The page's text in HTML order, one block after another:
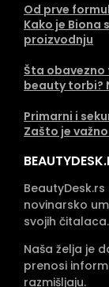
Od prve
Kako je Biona
proizvodnju
Šta obavezno
beauty torbi?
Primarni i
Zašto je
novinarsko
svojih čitalaca.
Naša želja je
prenosi
razmišljaju.